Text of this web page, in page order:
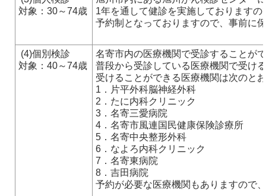
対象：30～74歳
1年を通して健診を実施しております
予約制となっておりますので、事前に
(4)個別検診
対象：40～74歳
名寄市内の医療機関で受診することが
普段から受診している医療機関で受け
受けることができる医療機関は次のと
1．片平外科脳神経外科
2．たに内科クリニック
3．名寄三愛病院
4．名寄市風連国民健康保険診療所
5．名寄中央整形外科
6．なよろ内科クリニック
7．名寄東病院
8．吉田病院
予約が必要な医療機関もありますので